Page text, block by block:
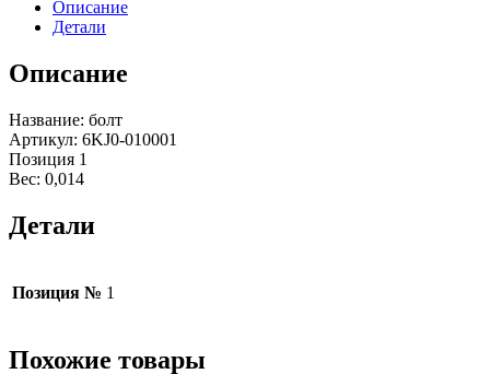
Описание
Детали
Описание
Название: болт
Артикул: 6KJ0-010001
Позиция 1
Вес: 0,014
Детали
Позиция № 1
Похожие товары